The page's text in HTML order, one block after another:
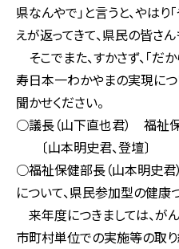
県なんやで」と言うと、やは
えが返ってきて、県民の皆さ
そこでまた、すかさず、「
寿日本一わかやまの実現につ
聞かせください。
○議長（山下直也君） 福祉
〔山本明史君、登壇〕
○福祉保健部長（山本明史君
について、県民参加型の健康
来年度につきましては、が
市町村単位での実施等の取り